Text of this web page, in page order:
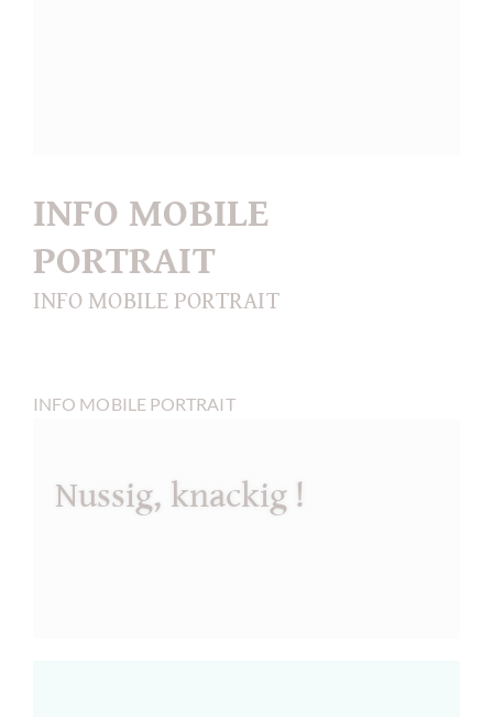
INFO MOBILE
PORTRAIT
INFO MOBILE PORTRAIT
INFO MOBILE PORTRAIT
Nussig, knackig !